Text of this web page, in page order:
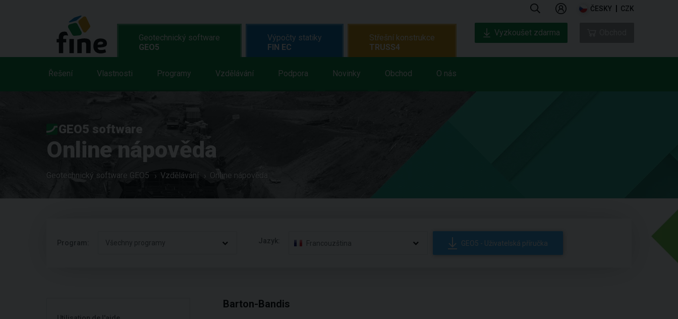
ČESKY CZK
Geotechnický software
GEO5
Řešení Vlastnosti Programy Vzdělávání Podpora Novinky Obchod O nás
Výpočty statiky
FIN EC
Střešní konstrukce
TRUSS4
Vyzkoušet zdarma
GEO5 software
Online nápověda
Geotechnický software GEO5 Vzdělávání Online nápověda
Program: Všechny programy Jazyk: Francouzština GEO5 - Uživatelská příručka
Barton-Bandis